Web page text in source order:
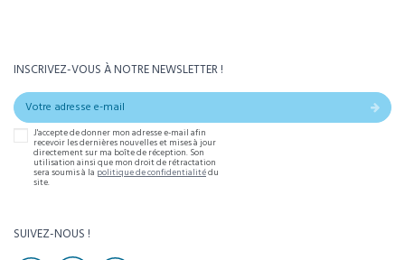
INSCRIVEZ-VOUS À NOTRE NEWSLETTER !
J'accepte de donner mon adresse e-mail afin
recevoir les dernières nouvelles et mises à jour
directement sur ma boîte de réception. Son
utilisation ainsi que mon droit de rétractation
sera soumis à la politique de confidentialitédu
site.
SUIVEZ-NOUS !